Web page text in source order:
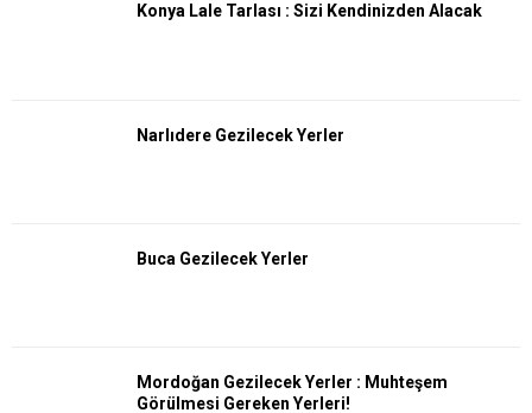
Konya Lale Tarlası : Sizi Kendinizden Alacak
Narlıdere Gezilecek Yerler
Buca Gezilecek Yerler
Mordoğan Gezilecek Yerler : Muhteşem
Görülmesi Gereken Yerleri!